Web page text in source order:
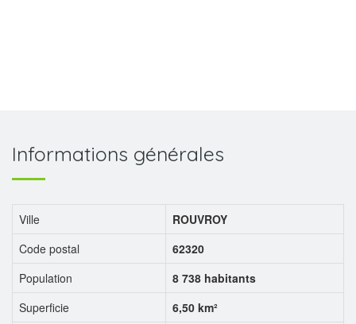
Informations générales
Ville
ROUVROY
Code postal
62320
Population
8 738 habitants
Superficie
6,50 km²